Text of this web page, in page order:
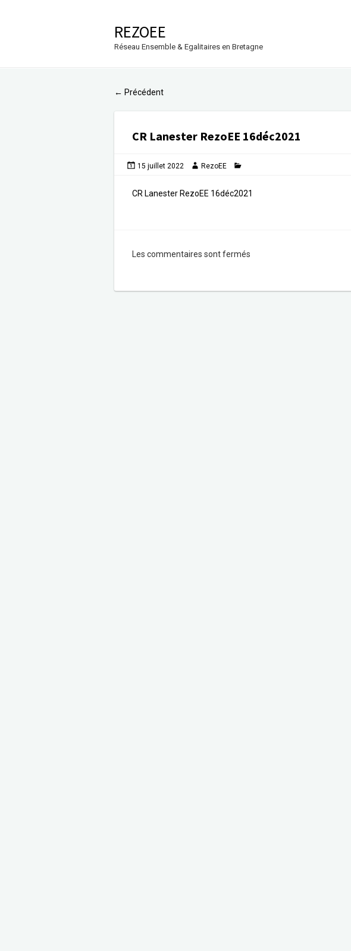
REZOEE
Réseau Ensemble & Egalitaires en Bretagne
← Précédent
CR Lanester RezoEE 16déc2021
15 juillet 2022 RezoEE
CR Lanester RezoEE 16déc2021
Les commentaires sont fermés